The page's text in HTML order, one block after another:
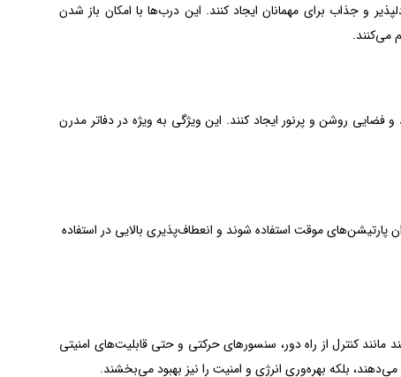
و جذاب برای مهمانان ایجاد کنند. این درب‌ها با امکان باز شدن
می‌کنند.
روشن و پرنور ایجاد کنند. این ویژگی به ویژه در دفاتر مدرن
پارتیشن‌های موقت استفاده شوند و انعطاف‌پذیری بالایی در استفاده
کنترل از راه دور، سنسورهای حرکتی و حتی قابلیت‌های امنیتی
بلکه بهره‌وری انرژی و امنیت را نیز بهبود می‌بخشند.